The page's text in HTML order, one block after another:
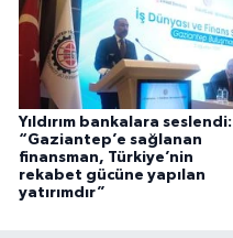
Yıldırım bankalara seslendi:
“Gaziantep’e sağlanan
finansman, Türkiye’nin
rekabet gücüne yapılan
yatırımdır”